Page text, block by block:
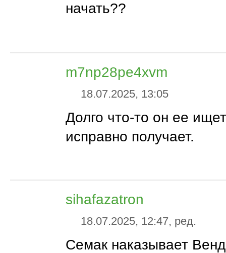
начать??
m7np28pe4xvm
18.07.2025, 13:05
Долго что-то он ее
исправно получает.
sihafazatron
18.07.2025, 12:47, ред.
Семак наказывает